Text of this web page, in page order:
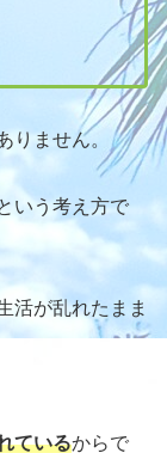
りません。
いう考え方で
活が乱れたまま
ているからで